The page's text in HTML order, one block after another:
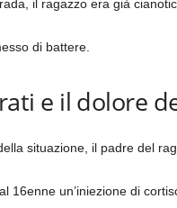
il ragazzo era già
di battere.
e il dolore
situazione, il padre del
16enne un’iniezione di